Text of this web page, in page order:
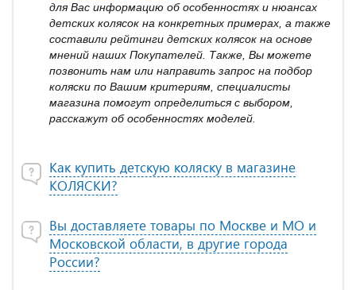
для Вас информацию об особенностях и нюансах
детских колясок на конкретных примерах, а также
составили рейтинги детских колясок на основе
мнений наших Покупателей. Также, Вы можете
позвонить нам или направить запрос на подбор
коляски по Вашим критериям, специалисты
магазина помогут определиться с выбором,
расскажут об особенностях моделей.
Как купить детскую коляску в магазине
КОЛЯСКИ?
Вы доставляете товары по Москве и МО и
Московской области, в другие города
России?